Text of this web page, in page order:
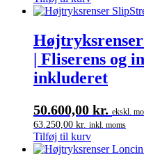
| Fliserens og
inkluderet
50.600,00 kr. ekskl.
63.250,00 kr. inkl. moms
Tilføj til kurv